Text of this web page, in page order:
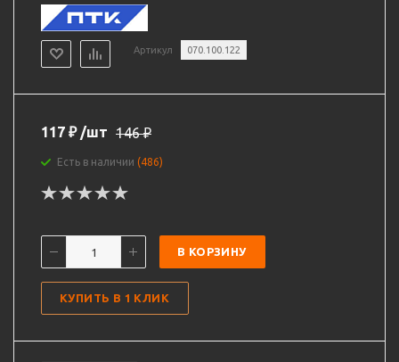
Артикул 070.100.122
117 ₽ /шт 146₽
Есть в наличии (486)
В КОРЗИНУ
КУПИТЬ В 1 КЛИК